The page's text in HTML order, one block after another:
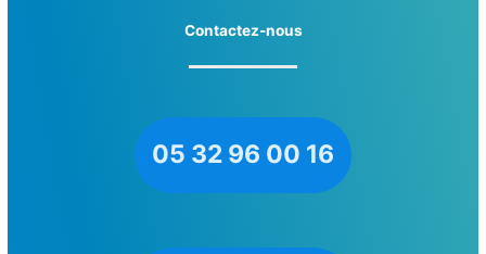
Contactez-nous
05 32 96 00 16